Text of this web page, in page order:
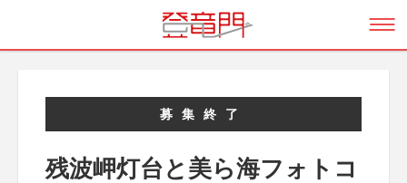
募集終了
残波岬灯台と美ら海フォトコ